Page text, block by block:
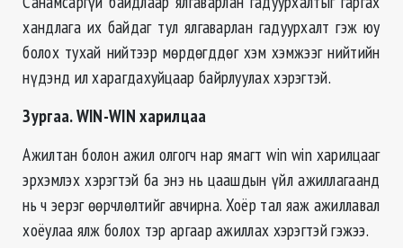
хандлага их байдаг тул ялгаварлан гадуурхалт гэж юу
болох тухай нийтээр мөрдөгддөг хэм хэмжээг нийтийн
нүдэнд ил харагдахуйцаар байрлуулах хэрэгтэй.
Зургаа.WIN-WINхарилцаа
Ажилтан болон ажил олгогч нар ямагт win win харилцааг
эрхэмлэх хэрэгтэй ба энэ нь цаашдын үйл ажиллагаанд
нь ч эерэг өөрчлөлтийг авчирна. Хоёр тал яаж ажиллавал
хоёулаа ялж болох тэр аргаар ажиллах хэрэгтэй гэжээ.